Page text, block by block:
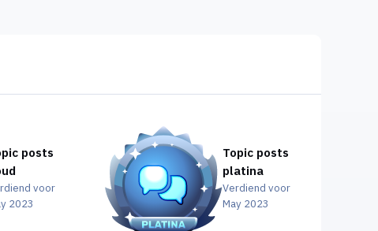
posts
voor
2023
Topic posts
platina
Verdiend voor
May 2023